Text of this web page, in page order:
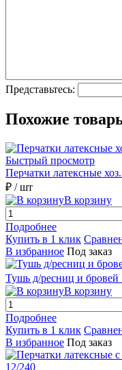
Представьтесь:
Похожие
Быстрый просмотр
Перчатки латексные
₽ / шт
В корзину
Подробнее
Купить в 1 клик
В избранное Под заказ
Тушь д/ресниц и бровей
В корзину
Подробнее
Купить в 1 клик
В избранное Под заказ